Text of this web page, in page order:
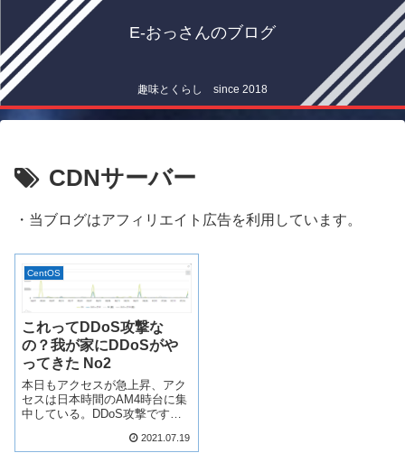
E-おっさんのブログ
趣味とくらし since 2018
CDNサーバー
・当ブログはアフィリエイト広告を利用しています。
CentOS
これってDDoS攻撃な
の？我が家にDDoSがや
ってきた No2
本日もアクセスが急上昇、アク
セスは日本時間のAM4時台に集
中している。DDoS攻撃です前
とIPの数で494台の端末から攻
2021.07.19